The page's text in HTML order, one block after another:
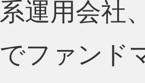
系運用会社
でファンド